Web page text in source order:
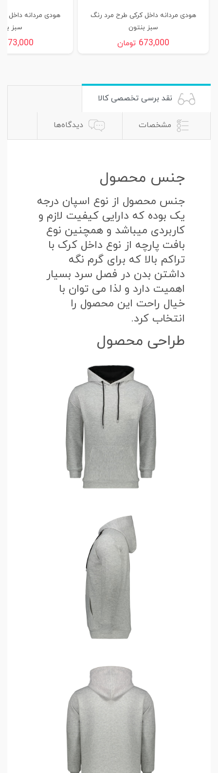
هودی مردانه داخل کرکی طرح مرد رنگ
سبز بنتون
673,000 تومان
هودی مردانه داخل
سبز
673,000
نقد برسی تخصصی کالا
مشخصات دیدگاه‌ها
جنس محصول
جنس محصول از نوع اسپان درجه
یک بوده که دارایی کیفیت لازم و
کاربردی میباشد و همچنین نوع
بافت پارچه از نوع داخل کرک با
تراکم بالا که برای گرم نگه
داشتن بدن در فصل سرد بسیار
اهمیت دارد و لذا می توان با
خیال راحت این محصول را
انتخاب کرد.
طراحی محصول